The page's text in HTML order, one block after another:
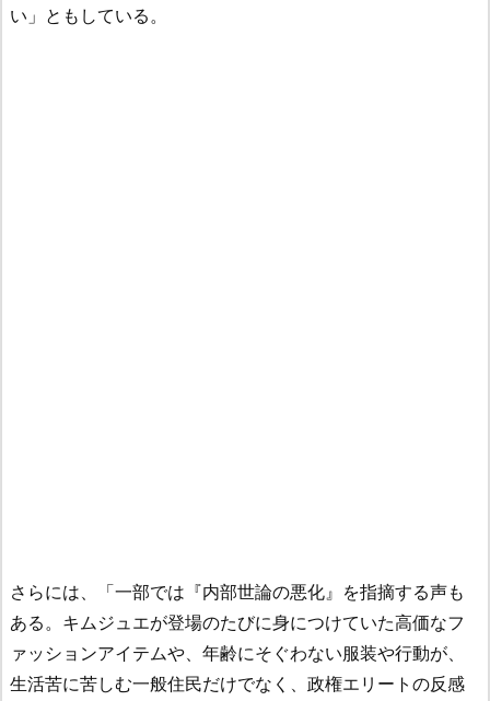
い」ともしている。
さらには、「一部では『内部世論の悪化』を指摘する声も
ある。キムジュエが登場のたびに身につけていた高価なフ
ァッションアイテムや、年齢にそぐわない服装や行動が、
生活苦に苦しむ一般住民だけでなく、政権エリートの反感